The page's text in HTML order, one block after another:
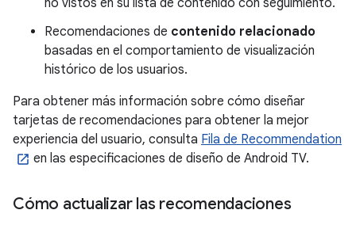
no vistos en su lista de contenido con seguimiento.
Recomendaciones de contenido relacionado
basadas en el comportamiento de visualización
histórico de los usuarios.
Para obtener más información sobre cómo diseñar
tarjetas de recomendaciones para obtener la mejor
experiencia del usuario, consulta Fila de Recommendation
en las especificaciones de diseño de Android TV.
Cómo actualizar las recomendaciones